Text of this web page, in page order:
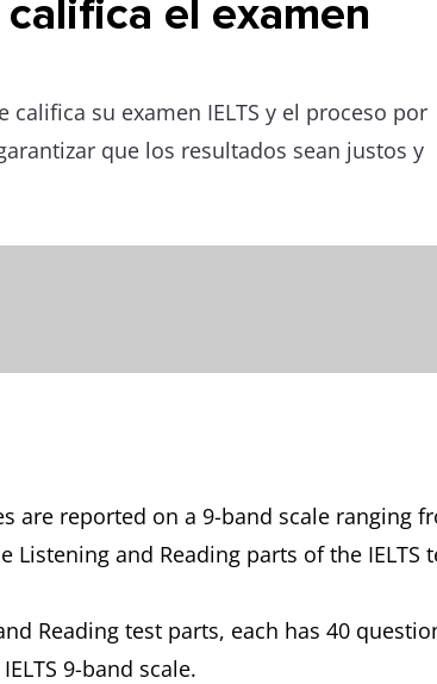
el examen
califica su examen IELTS y el proceso por
que los resultados sean justos y
are reported on a 9-band scale
Listening and Reading parts of the
Reading test parts, each has 40
9-band scale.